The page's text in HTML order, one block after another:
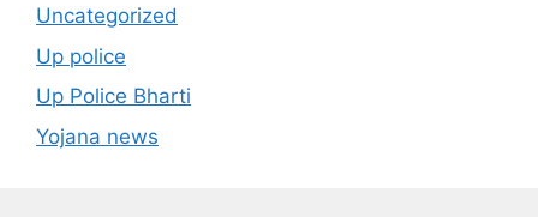
Uncategorized
Up police
Up Police Bharti
Yojana news